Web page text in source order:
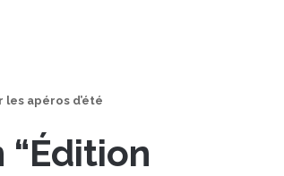
les apéros d’été
“Édition